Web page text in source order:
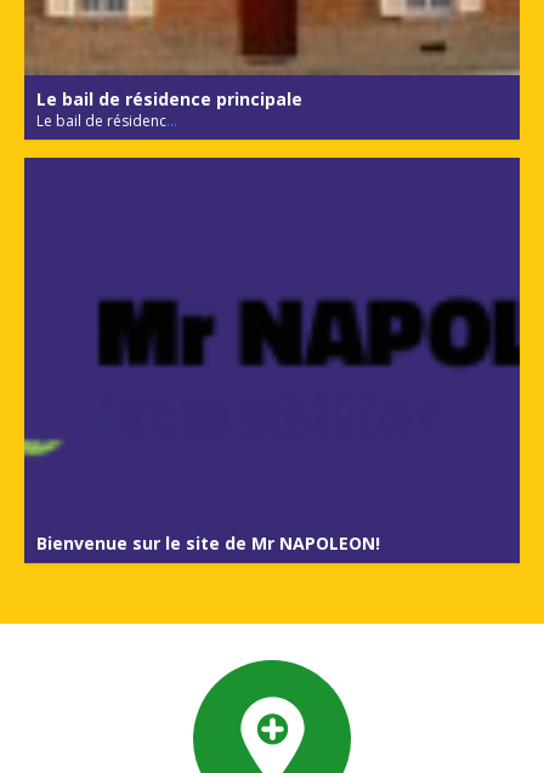
Le bail de résidence principale
Le bail de résidenc...
Bienvenue sur le site de Mr NAPOLEON!